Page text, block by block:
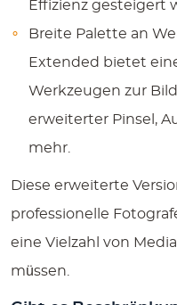
Effizienz gesteigert
Breite Palette an
Extended bietet
Werkzeugen zur
erweiterter Pinsel,
mehr.
Diese erweiterte
professionelle
eine Vielzahl von
müssen.